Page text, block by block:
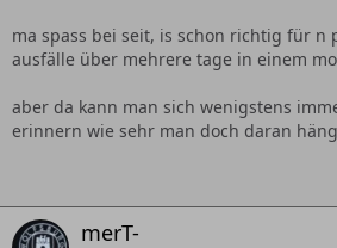
ma spass bei seit, is schon richtig für n
ausfälle über mehrere tage in einem
aber da kann man sich wenigstens
erinnern wie sehr man doch daran
merT-